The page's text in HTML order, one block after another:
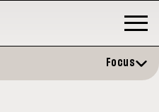
Focus